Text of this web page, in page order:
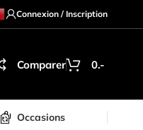
Connexion / Inscription
Comparer 0.-
Occasions